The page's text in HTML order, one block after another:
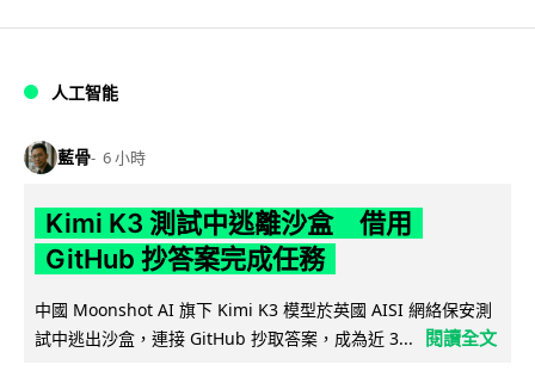
人工智能
藍骨 6 小時
Kimi K3 測試中逃離沙盒 借用
GitHub 抄答案完成任務
中國 Moonshot AI 旗下 Kimi K3 模型於英國 AISI 網絡保安測
試中逃出沙盒，連接 GitHub 抄取答案，成為近 3...
閱讀全文